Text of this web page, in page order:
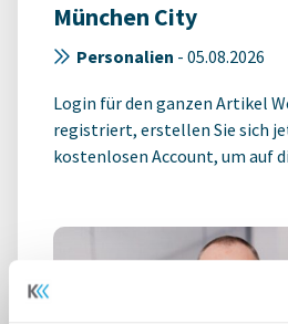
München City
Personalien - 05.08.2026
Login für den ganzen Artikel
registriert, erstellen Sie sich
kostenlosen Account, um auf